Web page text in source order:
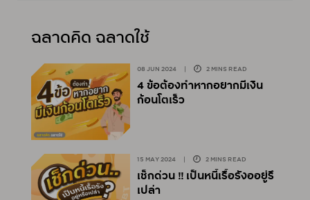
ฉลาดคิด ฉลาดใช้
08 JUN 2024 | 2 MINS READ
4 ข้อต้องทำหากอยากมีเงิน
ก้อนโตเร็ว
15 MAY 2024 | 2 MINS READ
เช็กด่วน !! เป็นหนี้เรื้อรังออยู่รึ
เปล่า